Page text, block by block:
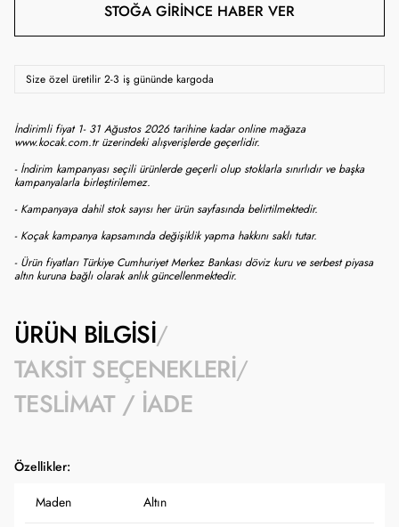
STOĞA GIRINCE HABER VER
Size özel üretilir 2-3 iş gününde kargoda
İndirimli fiyat 1- 31 Ağustos 2026 tarihine kadar online mağaza
www.kocak.com.tr üzerindeki alışverişlerde geçerlidir.
- İndirim kampanyası seçili ürünlerde geçerli olup stoklarla sınırlıdır ve başka
kampanyalarla birleştirilemez.
- Kampanyaya dahil stok sayısı her ürün sayfasında belirtilmektedir.
- Koçak kampanya kapsamında değişiklik yapma hakkını saklı tutar.
- Ürün fiyatları Türkiye Cumhuriyet Merkez Bankası döviz kuru ve serbest piyasa
altın kuruna bağlı olarak anlık güncellenmektedir.
ÜRÜN BILGISI
TAKSIT SEÇENEKLERI
TESLIMAT / İADE
Özellikler:
Maden Altın